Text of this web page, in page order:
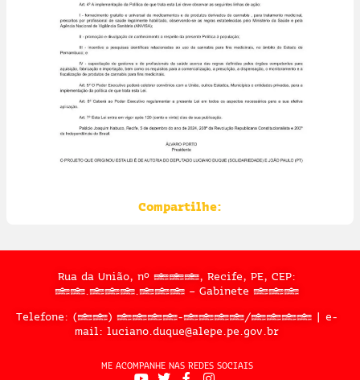
Compartilhe:
Rua da União, nº 397, Recife, PE, CEP:
50.050.909 – Gabinete 302
Telefone: (81) 3183-2467/2324 | e-
mail: luciano.duque@alepe.pe.gov.br
ME ACOMPANHE NAS REDES SOCIAIS